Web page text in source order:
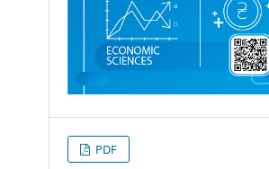
PDF